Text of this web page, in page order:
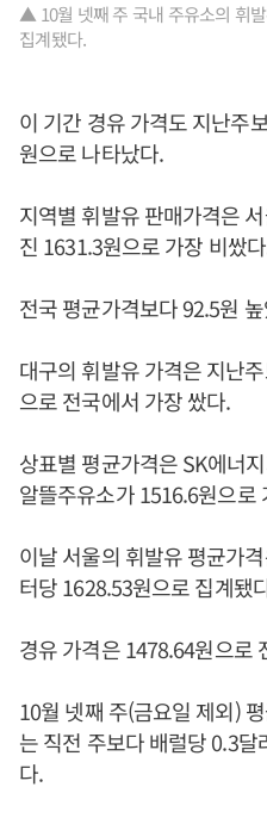
▲ 10월 넷째 주 국내 주유소의 휘
집계됐다.
이 기간 경유 가격도 지난주
원으로 나타났다.
지역별 휘발유 판매가격은
진 1631.3원으로 가장 비쌌
전국 평균가격보다 92.5원
대구의 휘발유 가격은 지난
으로 전국에서 가장 쌌다.
상표별 평균가격은 SK에너
알뜰주유소가 1516.6원으로
이날 서울의 휘발유 평균가
터당 1628.53원으로 집계됐
경유 가격은 1478.64원으로
10월 넷째 주(금요일 제외)
는 직전 주보다 배럴당 0.3
다.